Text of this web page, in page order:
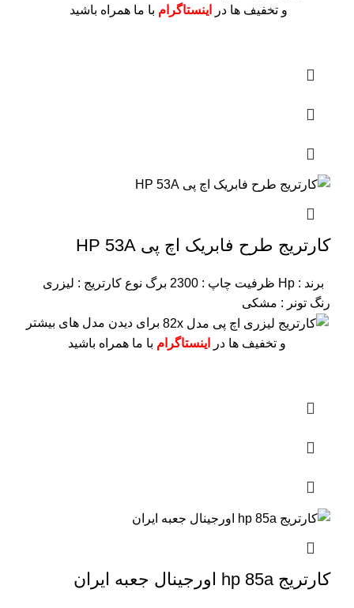
و تخفیف ها در
اینستاگرام با ما همراه باشید
کارتریج طرح فابریک اچ پی HP 53A
برند : Hp ظرفیت چاپ : 2300 برگ
نوع کارتریج : لیزری
رنگ تونر : مشکی
برای دیدن مدل های بیشتر
و تخفیف ها در
اینستاگرام با ما همراه باشید
کارتریج hp 85a اورجینال جعبه ایران